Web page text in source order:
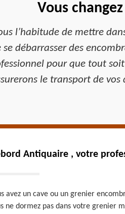
Vous
l’habitude de mettre
se débarrasser des
pour que tout
le transport de vos
Antiquaire , votre
avez un cave ou un grenier
ne dormez pas dans votre grenier